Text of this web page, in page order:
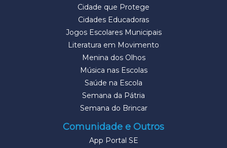
Cidade que Protege
Cidades Educadoras
Jogos Escolares Municipais
Literatura em Movimento
Menina dos Olhos
Música nas Escolas
Saúde na Escola
Semana da Pátria
Semana do Brincar
Comunidade e Outros
App Portal SE